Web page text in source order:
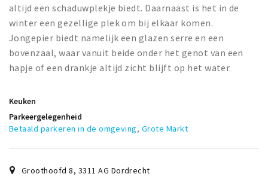
Inloggen
altijd een schaduwplekje biedt. Daarnaast is het in de
winter een gezellige plek om bij elkaar komen.
Jongepier biedt namelijk een glazen serre en een
bovenzaal, waar vanuit beide onder het genot van een
hapje of een drankje altijd zicht blijft op het water.
Keuken
Parkeergelegenheid
Betaald parkeren in de omgeving, Grote Markt
Groothoofd 8, 3311 AG Dordrecht